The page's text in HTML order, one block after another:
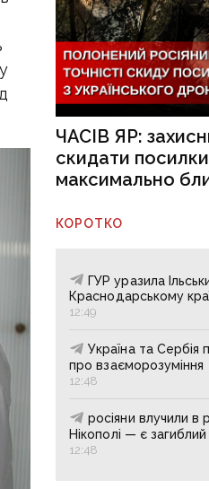
ЧАСІВ ЯР:
скидати посилки
максимально
КОРОТКО
ГУР уразила
Краснодарському
12:49
Україна та Сербія
про взаєморозуміння
12:48
росіяни влучили в
Нікополі — є
12:48